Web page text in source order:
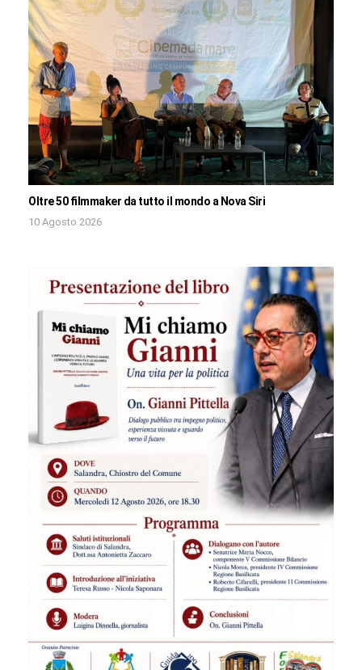
Oltre 50 filmmaker da tutto il mondo a Nova Siri
10 Agosto 2026